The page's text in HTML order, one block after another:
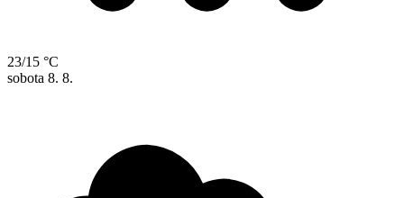
23/15 °C
sobota 8. 8.